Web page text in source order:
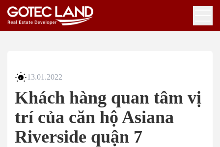
13.01.2022
Khách hàng quan tâm vị
trí của căn hộ Asiana
Riverside quận 7